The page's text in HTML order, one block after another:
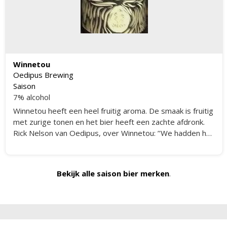
Winnetou
Oedipus Brewing
Saison
7% alcohol
Winnetou heeft een heel fruitig aroma. De smaak is fruitig
met zurige tonen en het bier heeft een zachte afdronk.
Rick Nelson van Oedipus, over Winnetou: ’’We hadden het
goed gelukt is. De receptuur, maar ook het vergisten
Bekijk alle saison bier merken.